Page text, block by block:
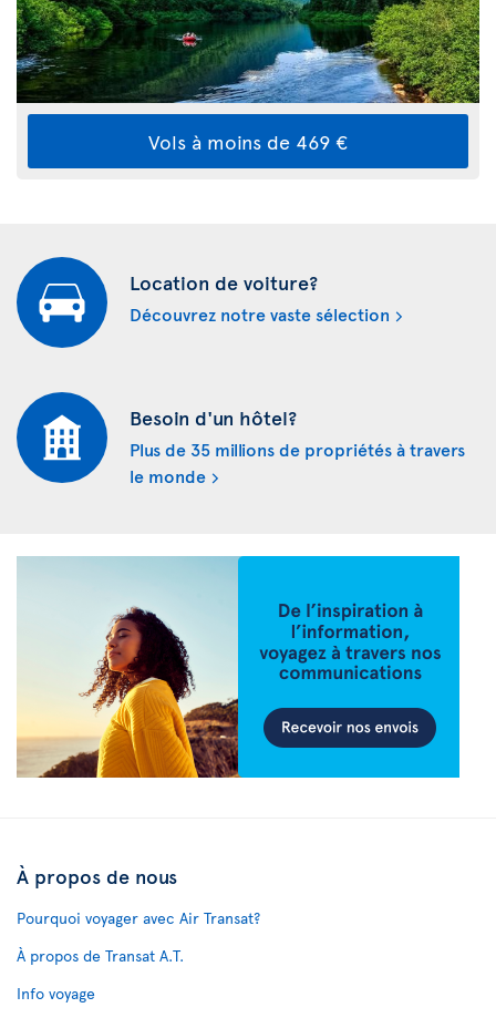
Vols à moins de 469 €
Location de voiture?
Découvrez notre vaste sélection
Besoin d'un hôtel?
Plus de 35 millions de propriétés à travers
le monde
À propos de nous
Pourquoi voyager avec Air Transat?
À propos de Transat A.T.
Info voyage